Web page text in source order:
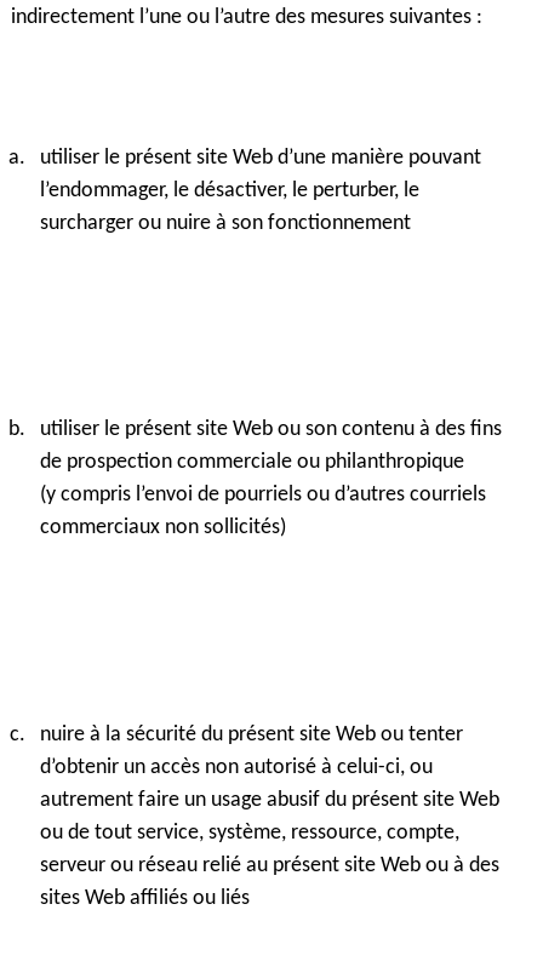
indirectement l’une ou l’autre des mesures suivantes :
utiliser le présent site Web d’une manière pouvant
l’endommager, le désactiver, le perturber, le
surcharger ou nuire à son fonctionnement
utiliser le présent site Web ou son contenu à des fins
de prospection commerciale ou philanthropique
(y compris l’envoi de pourriels ou d’autres courriels
commerciaux non sollicités)
nuire à la sécurité du présent site Web ou tenter
d’obtenir un accès non autorisé à celui-ci, ou
autrement faire un usage abusif du présent site Web
ou de tout service, système, ressource, compte,
serveur ou réseau relié au présent site Web ou à des
sites Web affiliés ou liés